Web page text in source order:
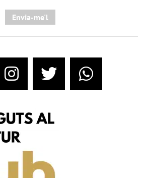
Envia-me'l